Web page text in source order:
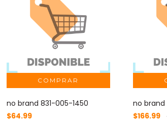
no brand 831-005-1450
$64.99
no brand
$166.99